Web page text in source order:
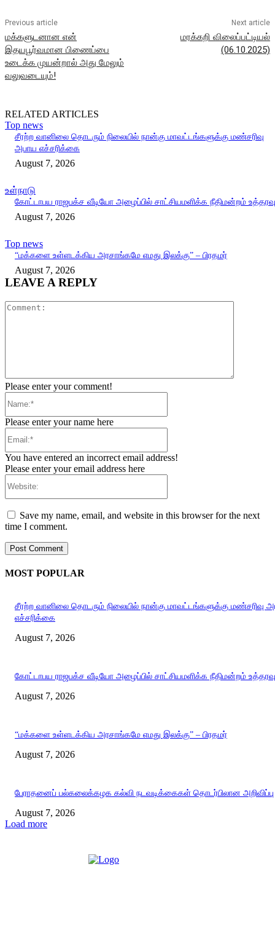
Previous article
மக்களுடனான என்
இதயபூர்வமான பிணைப்பை
உடைக்க முயன்றால் அது மேலும்
வலுவடையும்!
Next article
மரக்கறி விலைப்பட்டியல்
(06.10.2025)
RELATED ARTICLES
Top news
சீரற்ற வானிலை தொடரும் நிலையில் நான்கு மாவட்டங்களுக்கு மண்சரிவு
அபாய எச்சரிக்கை
August 7, 2026
உள்நாடு
கோட்டாபய ராஜபக்ச வீடியோ அழைப்பில் சாட்சியமளிக்க நீதிமன்றம் உத்தரவு
August 7, 2026
Top news
“மக்களை உள்ளடக்கிய அரசாங்கமே எமது இலக்கு” – பிரதமர்
August 7, 2026
LEAVE A REPLY
Please enter your comment!
Please enter your name here
You have entered an incorrect email address!
Please enter your email address here
Save my name, email, and website in this browser for the next
time I comment.
MOST POPULAR
சீரற்ற வானிலை தொடரும் நிலையில் நான்கு மாவட்டங்களுக்கு மண்சரிவு
எச்சரிக்கை
August 7, 2026
கோட்டாபய ராஜபக்ச வீடியோ அழைப்பில் சாட்சியமளிக்க நீதிமன்றம் உத்தரவு
August 7, 2026
“மக்களை உள்ளடக்கிய அரசாங்கமே எமது இலக்கு” – பிரதமர்
August 7, 2026
பேராதனைப் பல்கலைக்கழக கல்வி நடவடிக்கைகள் தொடர்பிலான அறிவிப்பு
August 7, 2026
Load more